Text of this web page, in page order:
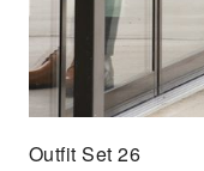
Outfit Set 26